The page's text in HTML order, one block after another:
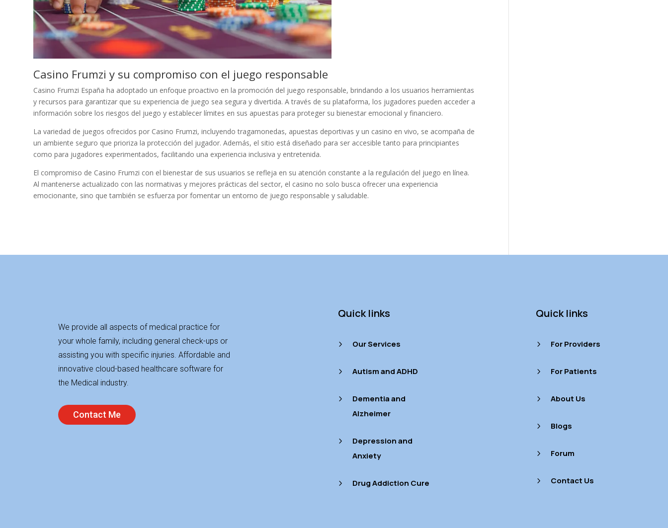
Casino Frumzi y su compromiso con el juego responsable
Casino Frumzi España ha adoptado un enfoque proactivo en la promoción del juego responsable, brindando a los usuarios herramientas
y recursos para garantizar que su experiencia de juego sea segura y divertida. A través de su plataforma, los jugadores pueden acceder a
información sobre los riesgos del juego y establecer límites en sus apuestas para proteger su bienestar emocional y financiero.
La variedad de juegos ofrecidos por Casino Frumzi, incluyendo tragamonedas, apuestas deportivas y un casino en vivo, se acompaña de
un ambiente seguro que prioriza la protección del jugador. Además, el sitio está diseñado para ser accesible tanto para principiantes
como para jugadores experimentados, facilitando una experiencia inclusiva y entretenida.
El compromiso de Casino Frumzi con el bienestar de sus usuarios se refleja en su atención constante a la regulación del juego en línea.
Al mantenerse actualizado con las normativas y mejores prácticas del sector, el casino no solo busca ofrecer una experiencia
emocionante, sino que también se esfuerza por fomentar un entorno de juego responsable y saludable.
We provide all aspects of medical practice for
your whole family, including general check-ups or
assisting you with specific injuries. Affordable and
innovative cloud-based healthcare software for
the Medical industry.
Contact Me
Quick links
5 Our Services
5 Autism and ADHD
5
Dementia and
Alzheimer
5
Depression and
Anxiety
5 Drug Addiction Cure
Quick links
5 For Providers
5 For Patients
5 About Us
5 Blogs
5 Forum
5 Contact Us